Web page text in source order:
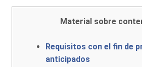
Material sobre
Requisitos con el fin de
anticipados